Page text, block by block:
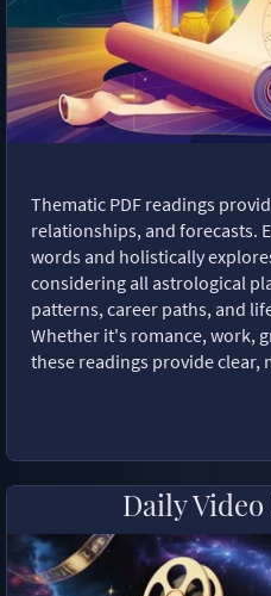
Thematic PDF readings
relationships, and forecasts.
words and holistically
considering all astrological
patterns, career paths, and
Whether it's romance, work,
these readings provide clear,
Daily